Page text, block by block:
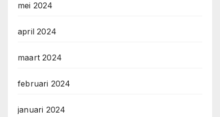
mei 2024
april 2024
maart 2024
februari 2024
januari 2024